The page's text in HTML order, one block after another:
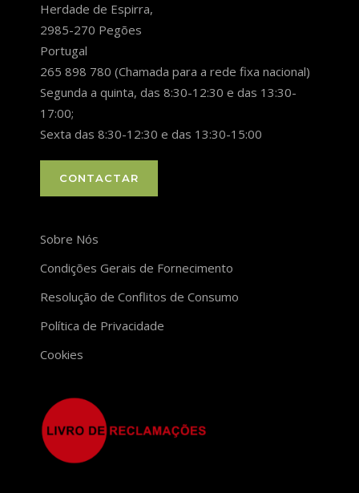
Herdade de Espirra,
2985-270 Pegões
Portugal
265 898 780 (Chamada para a rede fixa nacional)
Segunda a quinta, das 8:30-12:30 e das 13:30-
17:00;
Sexta das 8:30-12:30 e das 13:30-15:00
CONTACTAR
Sobre Nós
Condições Gerais de Fornecimento
Resolução de Conflitos de Consumo
Política de Privacidade
Cookies